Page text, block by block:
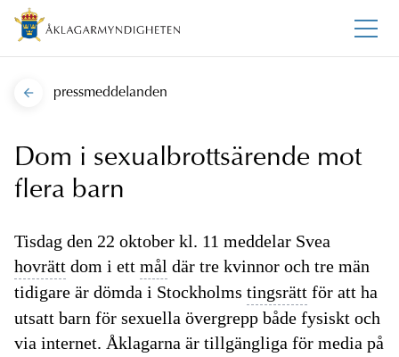
pressmeddelanden
Dom i sexualbrottsärende mot
flera barn
Tisdag den 22 oktober kl. 11 meddelar Svea
hovrätt dom i ett mål där tre kvinnor och tre män
tidigare är dömda i Stockholms tingsrätt för att ha
utsatt barn för sexuella övergrepp både fysiskt och
via internet. Åklagarna är tillgängliga för media på